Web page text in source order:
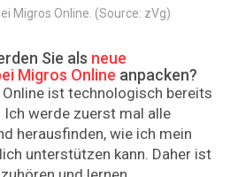
Migros Online. (Source: zVg)
Sie als neue
Migros Online anpacken?
ist technologisch bereits
werde zuerst mal alle
herausfinden, wie ich mein
unterstützen kann. Daher ist